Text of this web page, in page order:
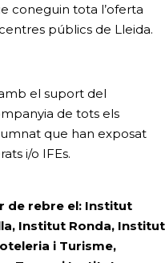
coneguin tota l’oferta
públics de Lleida.
el suport del
de tots els
que han exposat
i/o IFEs.
de rebre el: Institut
Institut Ronda, Institut
i Turisme,